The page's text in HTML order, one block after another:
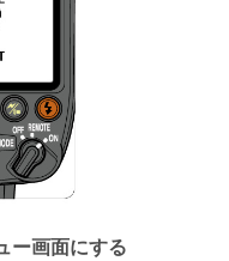
ー画面にする